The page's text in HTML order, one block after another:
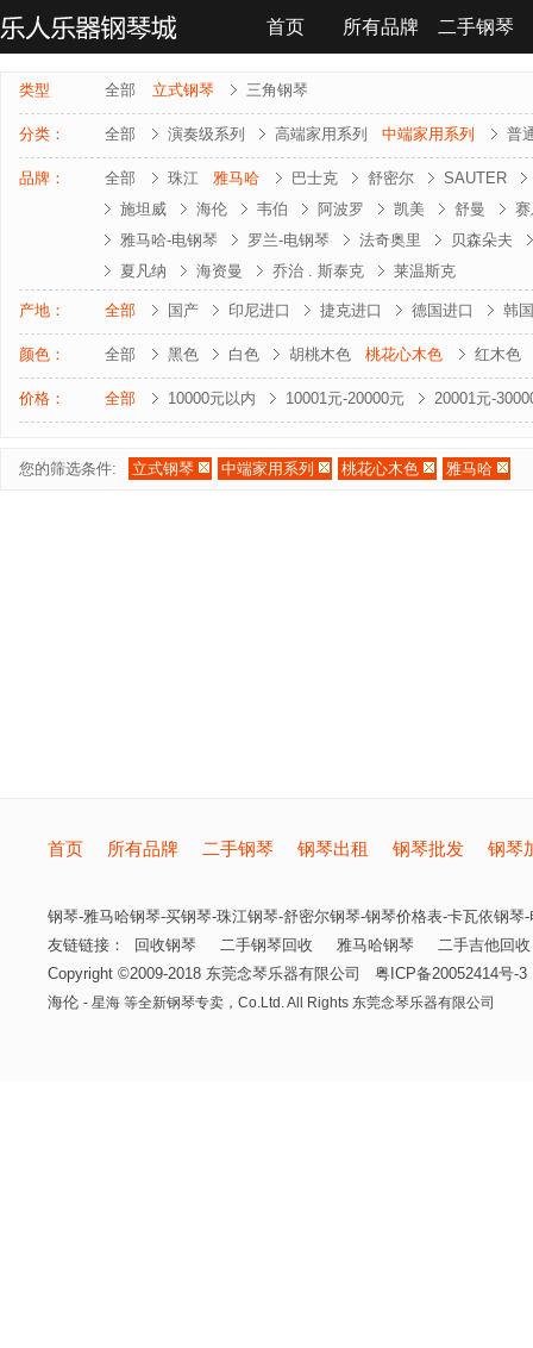
首页 所有品牌 二手钢琴
联系我们
类型 全部 立式钢琴 三角钢琴
分类： 全部 演奏级系列 高端家用系列 中端家用系列 普
品牌： 全部 珠江 雅马哈 巴士克 舒密尔
SAUTER
施坦威
海伦 韦伯 阿波罗 凯美 舒曼
雅马哈-电钢琴
罗兰-电钢琴 法奇奥里
贝森朵夫
夏凡纳
海资曼 乔治 . 斯泰克 莱温斯克
产地： 全部 国产 印尼进口 捷克进口 德国进口 韩
颜色： 全部 黑色 白色 胡桃木色 桃花心木色 红木色
价格： 全部 10000元以内 10001元-20000元 20001元-
您的筛选条件: 立式钢琴 中端家用系列 桃花心木色 雅马哈
首页 所有品牌 二手钢琴 钢琴出租 钢琴批发 钢琴
钢琴-雅马哈钢琴-买钢琴-珠江钢琴-舒密尔钢琴-钢琴价格表-卡瓦依钢琴
友链链接：
回收钢琴 二手钢琴回收 雅马哈钢琴
二手吉他回收
Copyright ©2009-2018 东莞念琴乐器有限公司
粤ICP备20052414号-3
海伦 - 星海 等全新钢琴专卖， Co.Ltd. All Rights 东莞念琴乐器有限公司